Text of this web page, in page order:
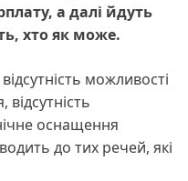
а далі йдуть
хто як може.
можливості
оснащення
до тих речей, які